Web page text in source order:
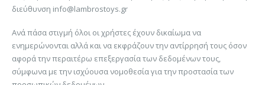
διεύθυνση info@lambrostoys.gr
Ανά πάσα στιγμή όλοι οι χρήστες έχουν δικαίωμα να
ενημερώνονται αλλά και να εκφράζουν την αντίρρησή τους όσον
αφορά την περαιτέρω επεξεργασία των δεδομένων τους,
σύμφωνα με την ισχύουσα νομοθεσία για την προστασία των